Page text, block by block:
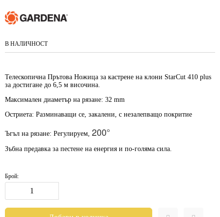
В НАЛИЧНОСТ
Телескопична Прътова Ножица за кастрене на клони StarCut 410 plus
за достигане до 6,5 м височина.
Максимален диаметър на рязане: 32 mm
Остриета: Разминаващи се, закалени, с незалепващо покритие
Ъгъл на рязане: Регулируем, 200°
Зъбна предавка за пестене на енергия и по-голяма сила.
Брой: